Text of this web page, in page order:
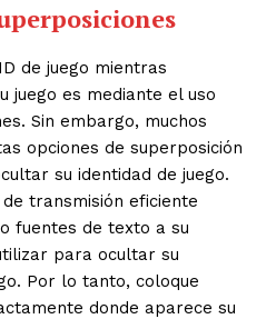
de juego mientras
juego es mediante el uso
Sin embargo, muchos
opciones de superposición
su identidad de juego.
transmisión eficiente
fuentes de texto a su
para ocultar su
Por lo tanto, coloque
donde aparece su